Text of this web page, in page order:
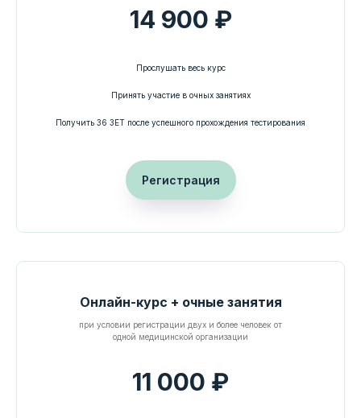
14 900 ₽
Прослушать весь курс
Принять участие в очных занятиях
Получить 36 ЗЕТ после успешного прохождения тестирования
Регистрация
Онлайн-курс + очные занятия
при условии регистрации двух и более человек от
одной медицинской организации
11 000 ₽
Мы свяжемся с вами и предложим
оптимальный формат работы.